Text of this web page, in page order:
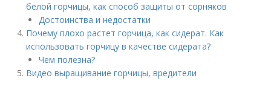
белой горчицы, как способ защиты от сорняков
Достоинства и недостатки
Почему плохо растет горчица, как сидерат. Как
использовать горчицу в качестве сидерата?
Чем полезна?
Видео выращивание горчицы, вредители